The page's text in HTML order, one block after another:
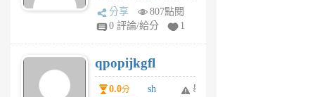
w
rs
6
個
月
分享
807點閱
0 評論/給分
1
qpopijkgfl
0.0分
sh
舉